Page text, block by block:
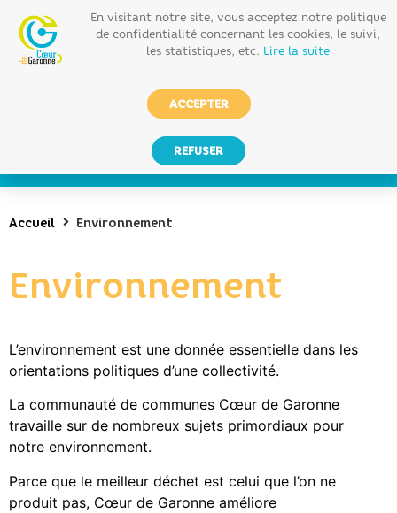
Accueil Environnement
Environnement
L’environnement est une donnée essentielle dans les
orientations politiques d’une collectivité.
La communauté de communes Cœur de Garonne
travaille sur de nombreux sujets primordiaux pour
notre environnement.
Parce que le meilleur déchet est celui que l’on ne
produit pas, Cœur de Garonne améliore
En visitant notre site, vous acceptez notre politique
de confidentialité concernant les cookies, le suivi,
les statistiques, etc. Lire la suite
ACCEPTER
REFUSER